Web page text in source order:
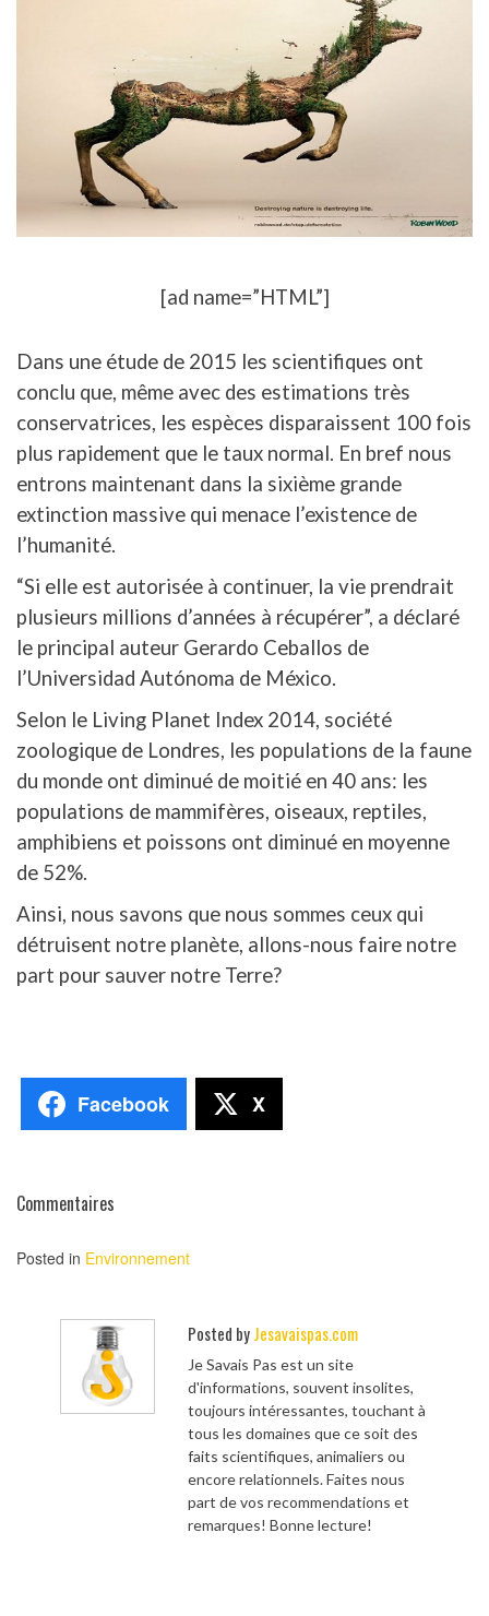
[ad name=”HTML”]
Dans une étude de 2015 les scientifiques ont
conclu que, même avec des estimations très
conservatrices, les espèces disparaissent 100 fois
plus rapidement que le taux normal. En bref nous
entrons maintenant dans la sixième grande
extinction massive qui menace l’existence de
l’humanité.
“Si elle est autorisée à continuer, la vie prendrait
plusieurs millions d’années à récupérer”, a déclaré
le principal auteur Gerardo Ceballos de
l’Universidad Autónoma de México.
Selon le Living Planet Index 2014, société
zoologique de Londres, les populations de la faune
du monde ont diminué de moitié en 40 ans: les
populations de mammifères, oiseaux, reptiles,
amphibiens et poissons ont diminué en moyenne
de 52%.
Ainsi, nous savons que nous sommes ceux qui
détruisent notre planète, allons-nous faire notre
part pour sauver notre Terre?
Facebook X
Commentaires
Posted in Environnement
Posted byJesavaispas.com
Je Savais Pas est un site
d'informations, souvent insolites,
toujours intéressantes, touchant à
tous les domaines que ce soit des
faits scientifiques, animaliers ou
encore relationnels. Faites nous
part de vos recommendations et
remarques! Bonne lecture!